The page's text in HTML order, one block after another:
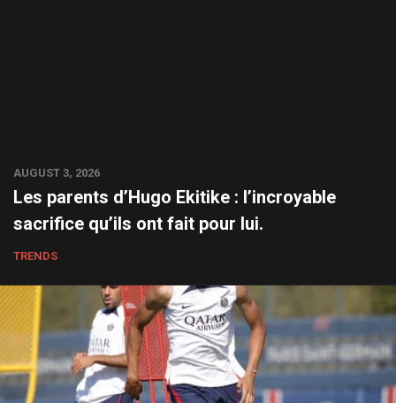
AUGUST 3, 2026
Les parents d’Hugo Ekitike : l’incroyable
sacrifice qu’ils ont fait pour lui.
TRENDS